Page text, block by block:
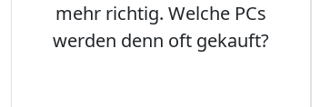
mehr richtig. Welche PCs
werden denn oft gekauft?